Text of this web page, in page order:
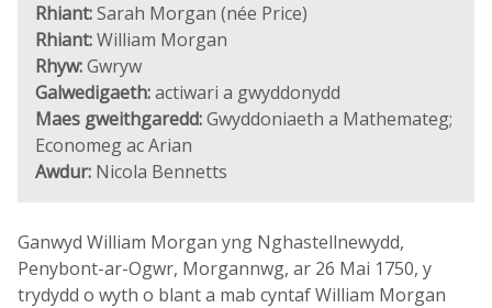
Rhiant:Sarah Morgan (née Price)
Rhiant:William Morgan
Rhyw:Gwryw
Galwedigaeth:actiwari a gwyddonydd
Maes gweithgaredd:Gwyddoniaeth a Mathemateg;
Economeg ac Arian
Awdur: Nicola Bennetts
Ganwyd William Morgan yng Nghastellnewydd,
Penybont-ar-Ogwr, Morgannwg, ar 26 Mai 1750, y
trydydd o wyth o blant a mab cyntaf William Morgan